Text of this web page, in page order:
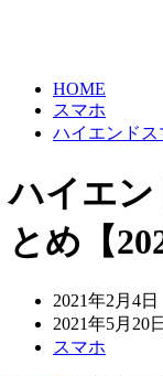
HOME
スマホ
ハイエンドス
ハイエン
とめ【
2021年2月4日
2021年5月20日
スマホ